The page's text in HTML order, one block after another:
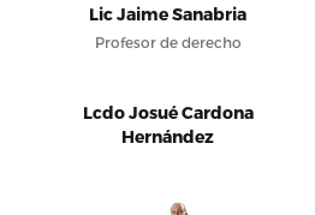
Lic Jaime Sanabria
Profesor de derecho
Lcdo Josué Cardona
Hernández